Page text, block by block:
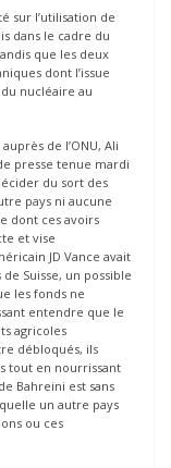
sur l’utilisation de
dans le cadre du
que les deux
dont l’issue
nucléaire au
de l’ONU, Ali
presse tenue mardi
du sort des
pays ni aucune
dont ces avoirs
et vise
JD Vance avait
Suisse, un possible
les fonds ne
entendre que le
agricoles
débloqués, ils
tout en nourrissant
Bahreini est sans
un autre pays
ou ces